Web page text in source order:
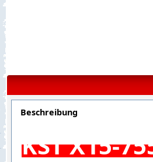
Beschreibung
KST X15-